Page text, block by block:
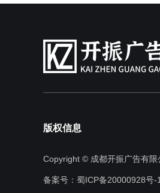
版权信息
Copyright © 成都开振广告有限
备案号： 蜀ICP备20000928号-